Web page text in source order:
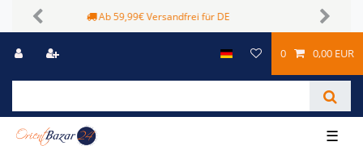
Sichere Zahlungsmöglichkeiten
Previous Next
0 0,00 EUR
☰